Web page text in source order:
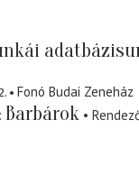
Fonó Budai Zeneház
Barbárok